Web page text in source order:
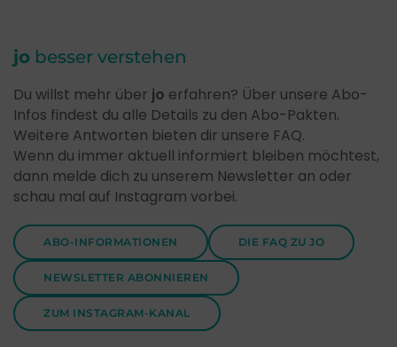
jo besser verstehen
Du willst mehr über jo erfahren? Über unsere Abo-
Infos findest du alle Details zu den Abo-Pakten.
Weitere Antworten bieten dir unsere FAQ.
Wenn du immer aktuell informiert bleiben möchtest,
dann melde dich zu unserem Newsletter an oder
schau mal auf Instagram vorbei.
ABO-INFORMATIONEN DIE FAQ ZU JO
NEWSLETTER ABONNIEREN
ZUM INSTAGRAM-KANAL